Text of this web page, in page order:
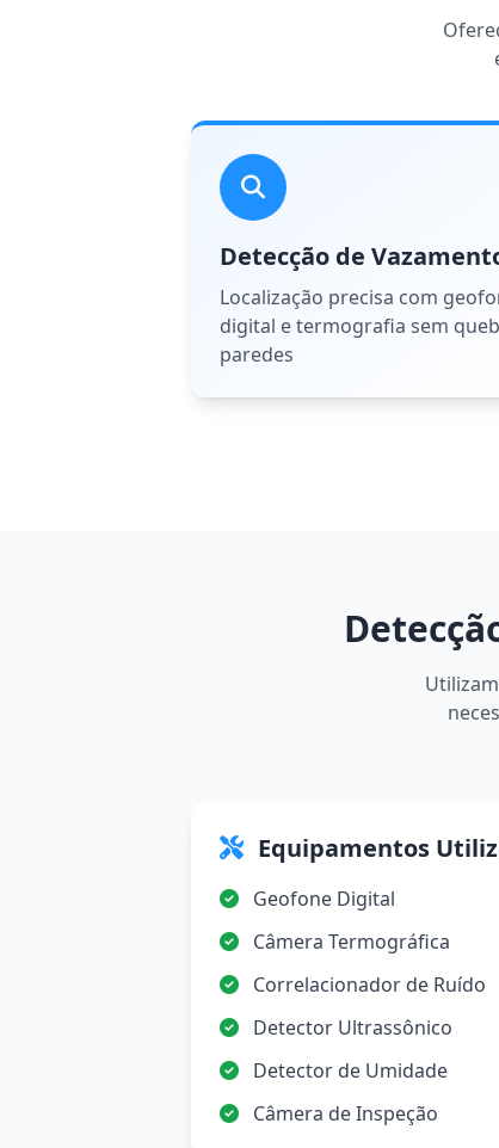
Detecção de
Localização precisa com
digital e termografia sem
paredes
Equipamentos
Geofone Digital
Câmera Termográfica
Correlacionador de Ruído
Detector Ultrassônico
Detector de Umidade
Câmera de Inspeção